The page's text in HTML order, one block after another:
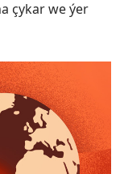
çykar we ýer